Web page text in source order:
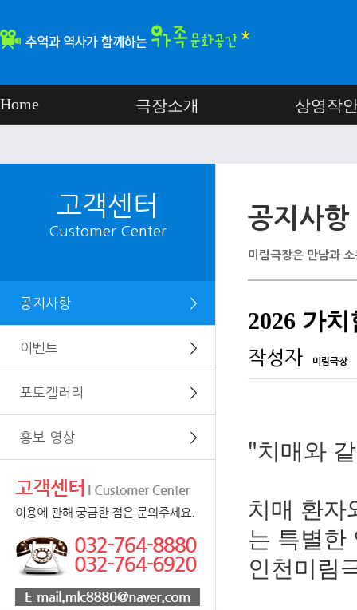
Home 극장소개 상영작
고객센터
Customer Center
공지사항 ＞
이벤트 ＞
포토갤러리 ＞
홍보 영상 ＞
공지사항
미림극장은 만남과
2026 가
작성자 미림극장
"치매와
치매 환자
는 특별한
인천미림